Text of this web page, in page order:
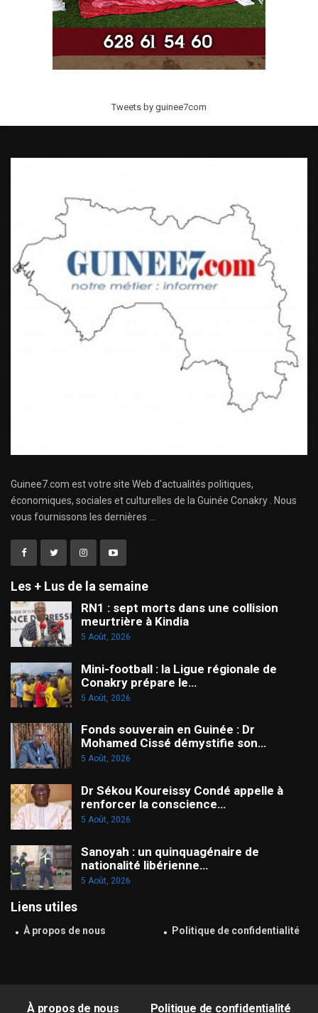
Tweets by guinee7com
Guinee7.com est votre site Web d'actualités politiques,
économiques, sociales et culturelles de la Guinée Conakry . Nous
vous fournissons les dernières ...
Les + Lus de la semaine
RN1 : sept morts dans une collision
meurtrière à Kindia
5 Août, 2026
Mini-football : la Ligue régionale de
Conakry prépare le…
5 Août, 2026
Fonds souverain en Guinée : Dr
Mohamed Cissé démystifie son…
5 Août, 2026
Dr Sékou Koureissy Condé appelle à
renforcer la conscience…
5 Août, 2026
Sanoyah : un quinquagénaire de
nationalité libérienne…
5 Août, 2026
Liens utiles
À propos de nous Politique de confidentialité
À propos de nous Politique de confidentialité